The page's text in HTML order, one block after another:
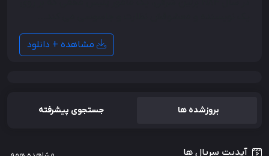
مشاهده + دانلود
بروزشده ها جستجوی پیشرفته
آپدیت سریال ها